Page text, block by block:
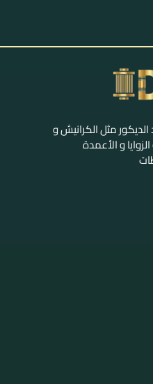
مثل الكرانيش و
و الأعمدة